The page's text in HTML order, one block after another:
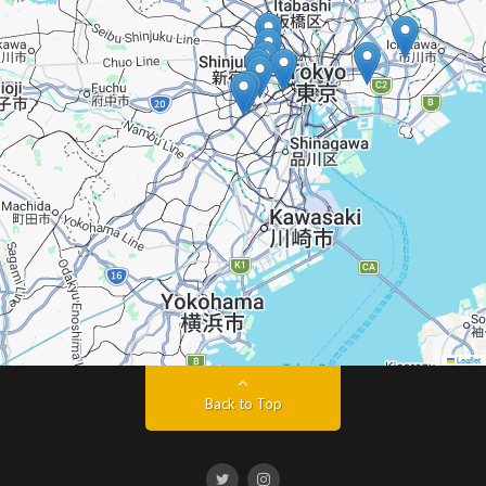
Leaflet
Back to Top